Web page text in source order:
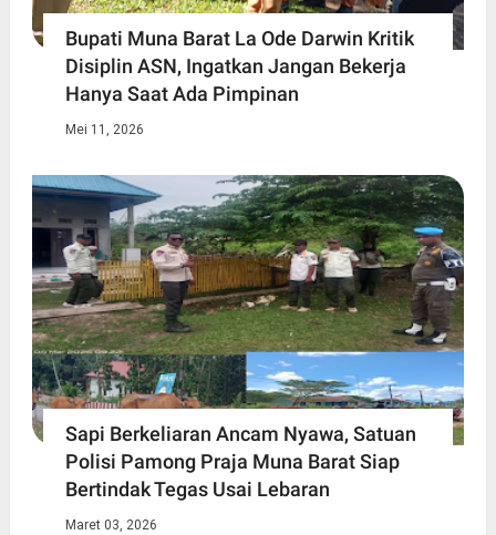
Bupati Muna Barat La Ode Darwin Kritik
Disiplin ASN, Ingatkan Jangan Bekerja
Hanya Saat Ada Pimpinan
Mei 11, 2026
Sapi Berkeliaran Ancam Nyawa, Satuan
Polisi Pamong Praja Muna Barat Siap
Bertindak Tegas Usai Lebaran
Maret 03, 2026